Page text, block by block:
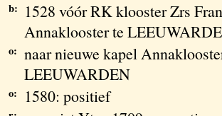
b: 1528 vóór RK klooster Zrs
Annaklooster te
o: naar nieuwe kapel
LEEUWARDEN
o: 1580: positief